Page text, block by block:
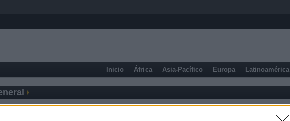
Inicio África Asia-Pacífico Europa Latinoamérica